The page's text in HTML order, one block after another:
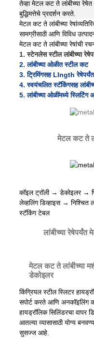
तेव्हा मेटल कट ते लांबीच्या
बुद्धिमत्तेचे प्रदर्शन करते.
मेटल कट ते लांबीच्या
सामग्रीसाठी आणि विविध
मेटल कट ते लांबीच्या रेषांची
1. स्टेनलेस स्टील लांबीच्या
2. लांबीच्या ओळीत स्टील कट
3. ट्रिमिंगसह Llngth
4. स्वयंचलित स्टॅकिंगसह
5. लांबीच्या ओळींमध्ये
मेटल कट ते
कॉइल ट्रॉली → डेकोइलर →
लेव्हलिंग डिव्हाइस →
स्टॅकिंग टेबल
लांबीच्या
मेटल कट ते लांबीच्या
डेकोइलर
किंग्रियल स्टील स्लिटर
सपोर्ट करते आणि अनकॉइलिंग
हायड्रॉलिक सिलिंडरचा वापर
आतल्या व्यासासाठी योग्य
सुसज्ज आहे.